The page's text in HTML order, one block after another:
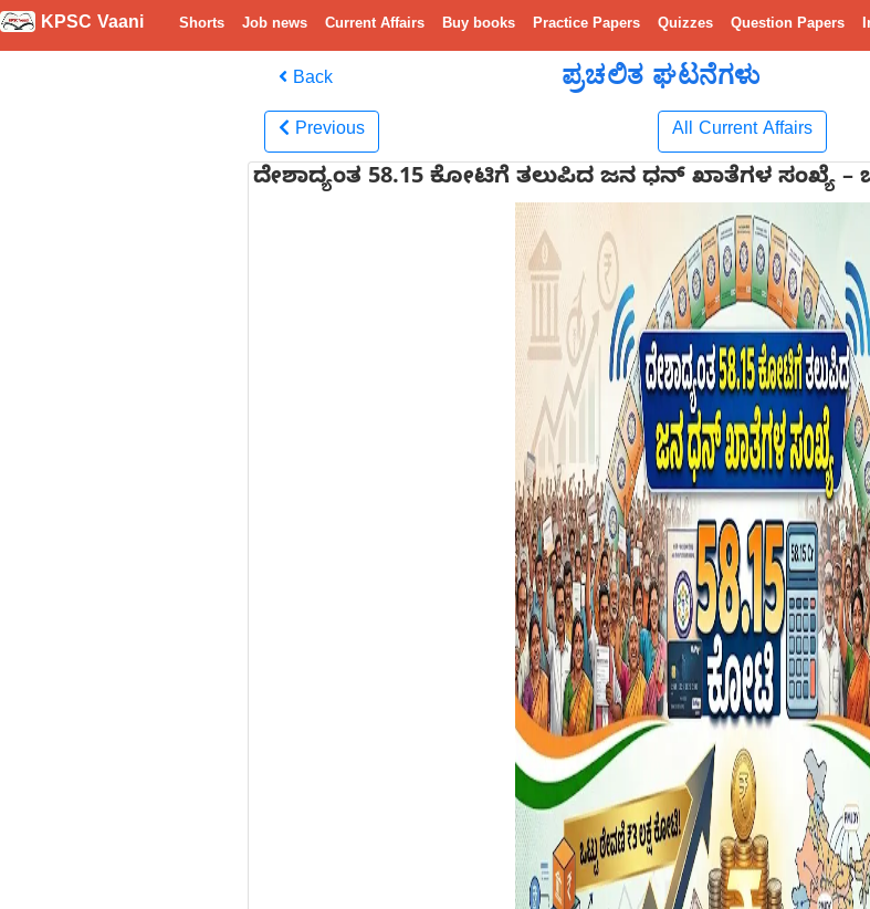
KPSC Vaani Shorts Job news Current Affairs Buy books Practice Papers Quizzes Question Papers
Back ಪ್ರಚಲಿತ ಘಟನೆಗಳು
Previous All Current Affairs
ದೇಶಾದ್ಯಂತ 58.15 ಕೋಟಿಗೆ ತಲುಪಿದ ಜನ ಧನ್ ಖಾತೆಗಳ ಸಂಖ್ಯೆ –